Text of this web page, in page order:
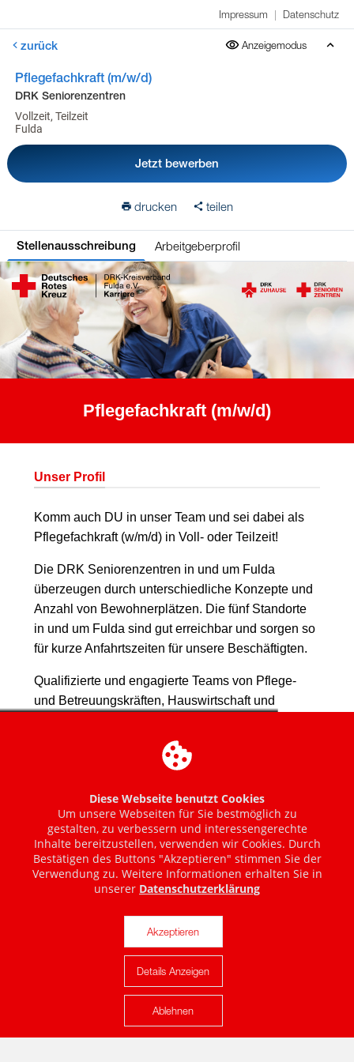
Impressum | Datenschutz
zurück Anzeigemodus
Pflegefachkraft (m/w/d)
DRK Seniorenzentren
Vollzeit, Teilzeit
Fulda
Jetzt bewerben
drucken teilen
Stellenausschreibung Arbeitgeberprofil
Karte anzeigen
Diese Webseite benutzt Cookies
Um unsere Webseiten für Sie bestmöglich zu
gestalten, zu verbessern und interessengerechte
Inhalte bereitzustellen, verwenden wir Cookies. Durch
Bestätigen des Buttons "Akzeptieren" stimmen Sie der
Verwendung zu. Weitere Informationen erhalten Sie in
unserer Datenschutzerklärung
Akzeptieren
Details Anzeigen
Ablehnen